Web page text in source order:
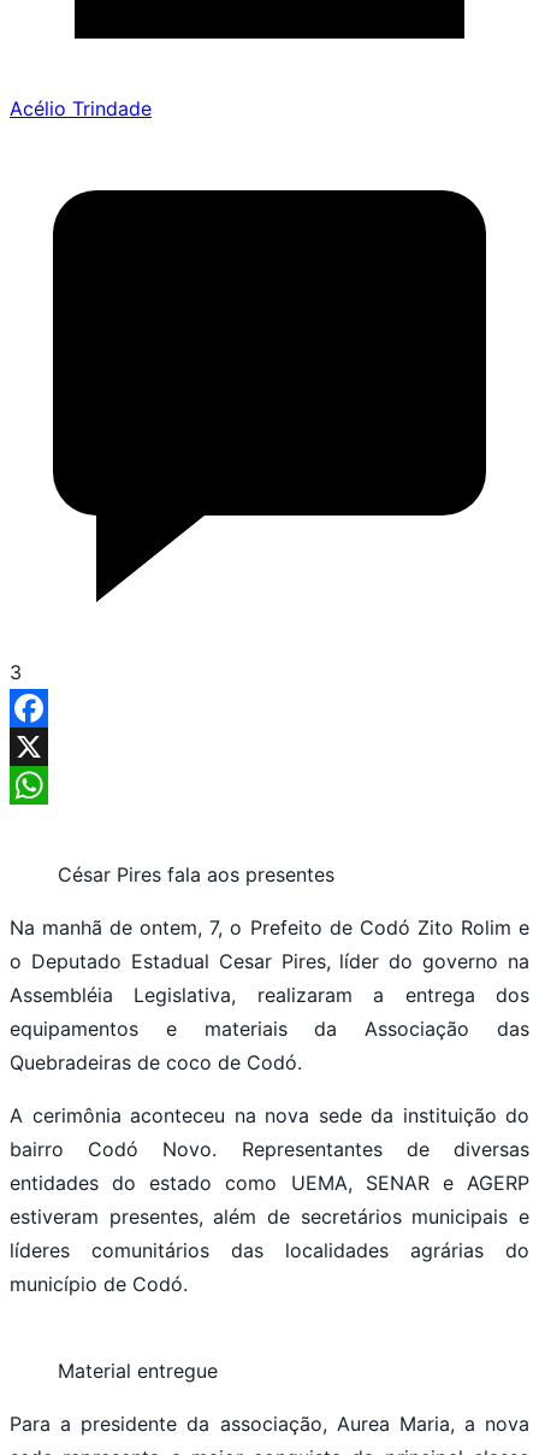
Acélio Trindade
3
Facebook
X
César Pires fala aos presentes
Na manhã de ontem, 7, o Prefeito de Codó Zito Rolim e
o Deputado Estadual Cesar Pires, líder do governo na
Assembléia Legislativa, realizaram a entrega dos
equipamentos e materiais da Associação das
Quebradeiras de coco de Codó.
A cerimônia aconteceu na nova sede da instituição do
bairro Codó Novo. Representantes de diversas
entidades do estado como UEMA, SENAR e AGERP
estiveram presentes, além de secretários municipais e
líderes comunitários das localidades agrárias do
município de Codó.
Material entregue
Para a presidente da associação, Aurea Maria, a nova